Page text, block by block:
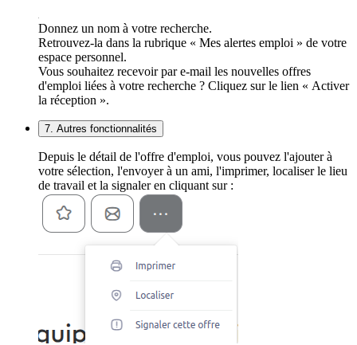
Donnez un nom à votre recherche.
Retrouvez-la dans la rubrique « Mes alertes emploi » de votre
espace personnel.
Vous souhaitez recevoir par e-mail les nouvelles offres
d'emploi liées à votre recherche ? Cliquez sur le lien « Activer
la réception ».
7. Autres fonctionnalités
Depuis le détail de l'offre d'emploi, vous pouvez l'ajouter à
votre sélection, l'envoyer à un ami, l'imprimer, localiser le lieu
de travail et la signaler en cliquant sur :